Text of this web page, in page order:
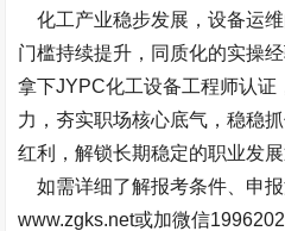
化工产业稳步发展，设备运
门槛持续提升，同质化的实操
拿下JYPC化工设备工程师认证
力，夯实职场核心底气，稳稳
红利，解锁长期稳定的职业发展
如需详细了解报考条件、申
www.zgks.net或加微信